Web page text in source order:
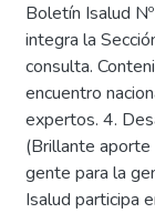
Boletín Isalud
integra la
consulta.
encuentro
expertos. 4.
(Brillante
gente para la
Isalud participa